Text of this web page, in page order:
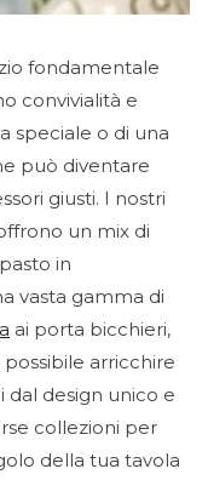
fondamentale
convivialità e
speciale o di una
può diventare
giusti. I nostri
un mix di
in
vasta gamma di
ai porta bicchieri,
arricchire
dal design unico e
collezioni per
della tua tavola